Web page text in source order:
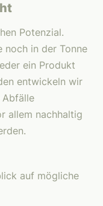
Potenzial.
noch in der Tonne
ein Produkt
entwickeln wir
Abfälle
allem nachhaltig
auf mögliche